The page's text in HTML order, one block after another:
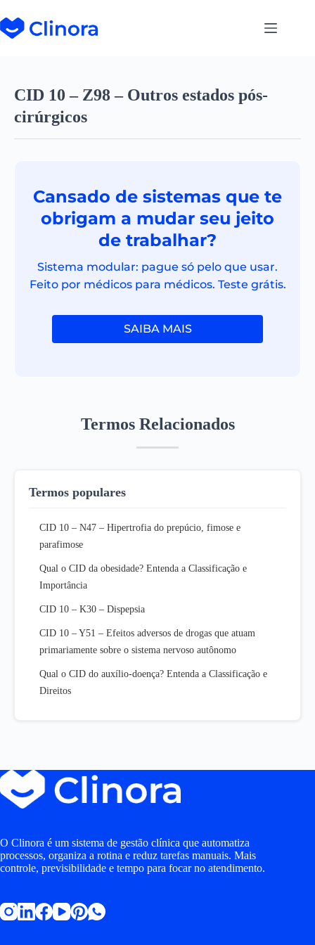
CID 10 – Z98 – Outros estados pós-
cirúrgicos
Cansado de sistemas que te
obrigam a mudar seu jeito
de trabalhar?
Sistema modular: pague só pelo que usar.
Feito por médicos para médicos. Teste grátis.
SAIBA MAIS
Termos Relacionados
Termos populares
CID 10 – N47 – Hipertrofia do prepúcio, fimose e
parafimose
Qual o CID da obesidade? Entenda a Classificação e
Importância
CID 10 – K30 – Dispepsia
CID 10 – Y51 – Efeitos adversos de drogas que atuam
primariamente sobre o sistema nervoso autônomo
Qual o CID do auxílio-doença? Entenda a Classificação e
Direitos
O Clinora é um sistema de gestão clínica que automatiza
processos, organiza a rotina e reduz tarefas manuais. Mais
controle, previsibilidade e tempo para focar no atendimento.